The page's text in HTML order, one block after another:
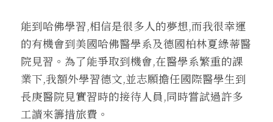
能到哈佛學習,相信是很多人的夢想,而我很幸運
的有機會到美國哈佛醫學系及德國柏林夏綠蒂醫
院見習。為了能爭取到機會,在醫學系繁重的課
業下,我額外學習德文,並志願擔任國際醫學生到
長庚醫院見實習時的接待人員,同時嘗試過許多
工讀來籌措旅費。